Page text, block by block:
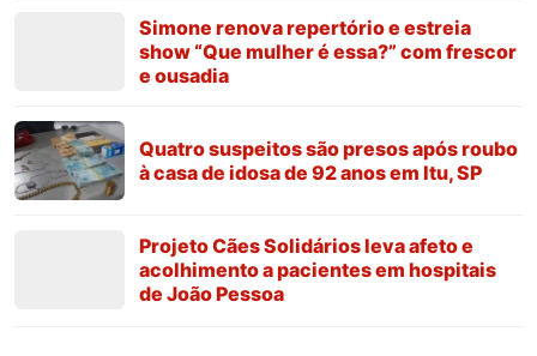
Simone renova repertório e estreia
show “Que mulher é essa?” com frescor
e ousadia
Quatro suspeitos são presos após roubo
à casa de idosa de 92 anos em Itu, SP
Projeto Cães Solidários leva afeto e
acolhimento a pacientes em hospitais
de João Pessoa